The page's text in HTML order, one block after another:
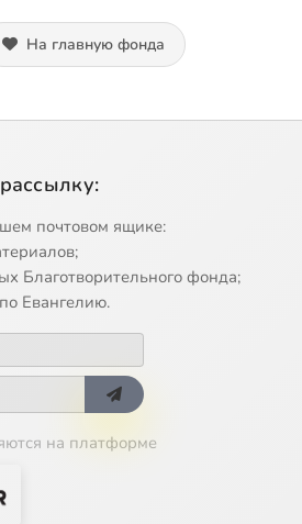
На главную фонда
почтовом ящике:
Благотворительного фонда;
Евангелию.
на платформе